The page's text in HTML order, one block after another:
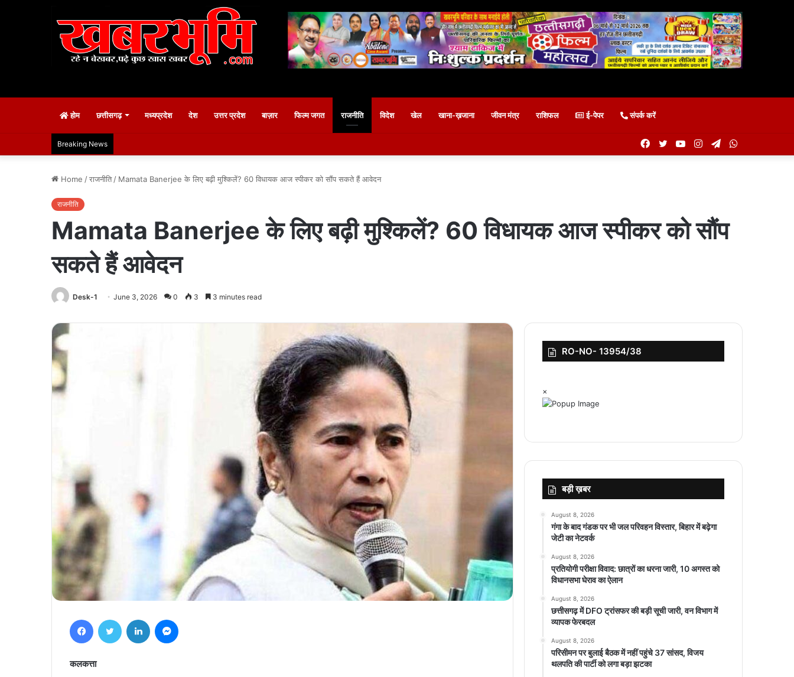
होम छत्तीसगढ़ मध्यप्रदेश देश उत्तर प्रदेश बाज़ार फिल्म जगत राजनीति विदेश खेल खाना-ख़जाना जीवन मंत्र राशिफल ई-पेपर संपर्क करें
Breaking News Telegram
Instagram
YouTube
Twitter
Facebook
Home /राजनीति / Mamata Banerjee के लिए बढ़ी मुश्किलें? 60 विधायक आज स्पीकर को सौंप सकते हैं आवेदन
राजनीति
Mamata Banerjee के लिए बढ़ी मुश्किलें? 60 विधायक आज स्पीकर को सौंप
सकते हैं आवेदन
Desk-1 June 3, 2026 0 3 3 minutes read
कलकत्ता
RO-NO- 13954/38
×
बड़ी ख़बर
August 8, 2026
गंगा के बाद गंडक पर भी जल परिवहन विस्तार, बिहार में बढ़ेगा
जेटी का नेटवर्क
August 8, 2026
प्रतियोगी परीक्षा विवाद: छात्रों का धरना जारी, 10 अगस्त को
विधानसभा घेराव का ऐलान
August 8, 2026
छत्तीसगढ़ में DFO ट्रांसफर की बड़ी सूची जारी, वन विभाग में
व्यापक फेरबदल
August 8, 2026
परिसीमन पर बुलाई बैठक में नहीं पहुंचे 37 सांसद, विजय
थलपति की पार्टी को लगा बड़ा झटका